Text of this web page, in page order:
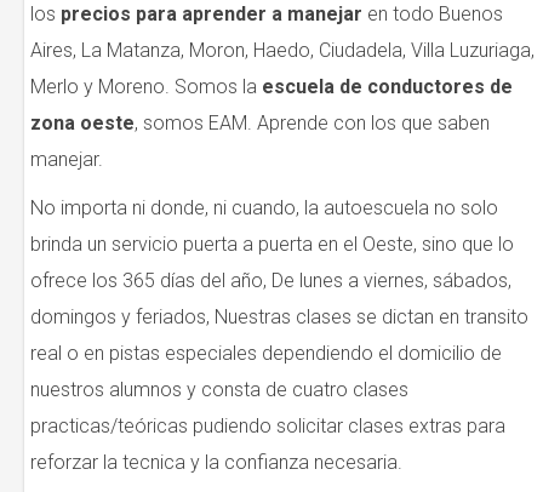
los precios para aprender a manejar en todo Buenos
Aires, La Matanza, Moron, Haedo, Ciudadela, Villa Luzuriaga,
Merlo y Moreno. Somos la escuela de conductores de
zona oeste, somos EAM. Aprende con los que saben
manejar.
No importa ni donde, ni cuando, la autoescuela no solo
brinda un servicio puerta a puerta en el Oeste, sino que lo
ofrece los 365 días del año, De lunes a viernes, sábados,
domingos y feriados, Nuestras clases se dictan en transito
real o en pistas especiales dependiendo el domicilio de
nuestros alumnos y consta de cuatro clases
practicas/teóricas pudiendo solicitar clases extras para
reforzar la tecnica y la confianza necesaria.